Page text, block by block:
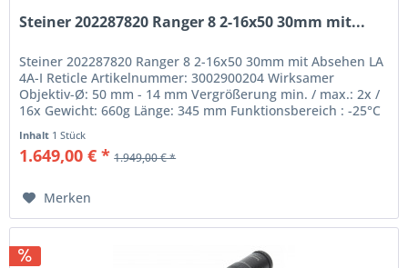
Steiner 202287820 Ranger 8 2-16x50 30mm mit...
Steiner 202287820 Ranger 8 2-16x50 30mm mit Absehen LA
4A-I Reticle Artikelnummer: 3002900204 Wirksamer
Objektiv-Ø: 50 mm - 14 mm Vergrößerung min. / max.: 2x /
16x Gewicht: 660g Länge: 345 mm Funktionsbereich : -25°C
Inhalt 1 Stück
1.649,00 € * 1.949,00 € *
Merken